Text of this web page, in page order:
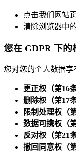
点击我们网站
清除浏览器中
您在 GDPR 下的
您对您的个人数据享
更正权（第16
删除权（第17
限制处理权（
数据可携权（
反对权（第21
撤回同意权（